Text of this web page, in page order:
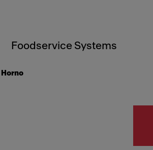
Foodservice Systems
Horno